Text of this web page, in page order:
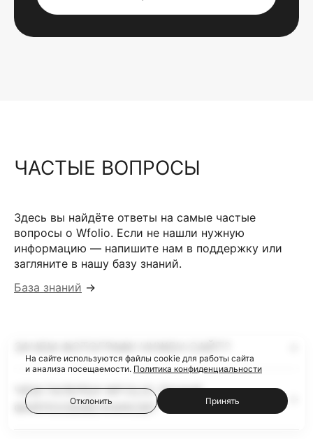
ЧАСТЫЕ ВОПРОСЫ
Здесь вы найдёте ответы на самые частые
вопросы о Wfolio. Если не нашли нужную
информацию — напишите нам в поддержку или
загляните в нашу базу знаний.
База знаний →
ЧЕМ ГАЛЕРЕИ WFOLIO ЛУЧШЕ
ФАЙЛООБМЕННИКОВ?
На сайте используются файлы cookie для работы сайта
и анализа посещаемости. Политика конфиденциальности
Отклонить Принять